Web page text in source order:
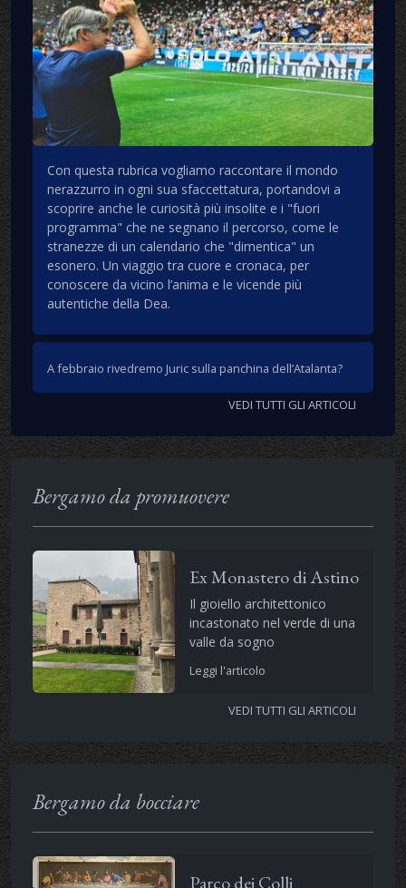
Con questa rubrica vogliamo raccontare il mondo
nerazzurro in ogni sua sfaccettatura, portandovi a
scoprire anche le curiosità più insolite e i "fuori
programma" che ne segnano il percorso, come le
stranezze di un calendario che "dimentica" un
esonero. Un viaggio tra cuore e cronaca, per
conoscere da vicino l’anima e le vicende più
autentiche della Dea.
A febbraio rivedremo Juric sulla panchina dell’Atalanta?
VEDI TUTTI GLI ARTICOLI
Bergamo da promuovere
Ex Monastero di Astino
Il gioiello architettonico
incastonato nel verde di una
valle da sogno
Leggi l'articolo
VEDI TUTTI GLI ARTICOLI
Bergamo da bocciare
Parco dei Colli